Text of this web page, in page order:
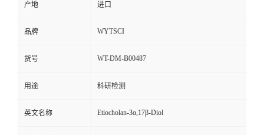
产地 进口
品牌 WYTSCI
货号 WT-DM-B00487
用途 科研检测
英文名称 Etiocholan-3α,17β-Diol